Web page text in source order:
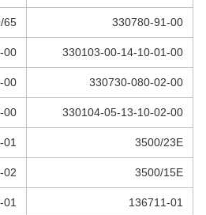
330780-91-00
65
330103-00-14-10-01-00
00
330730-080-02-00
00
330104-05-13-10-02-00
00
3500/23E
01
3500/15E
02
136711-01
01